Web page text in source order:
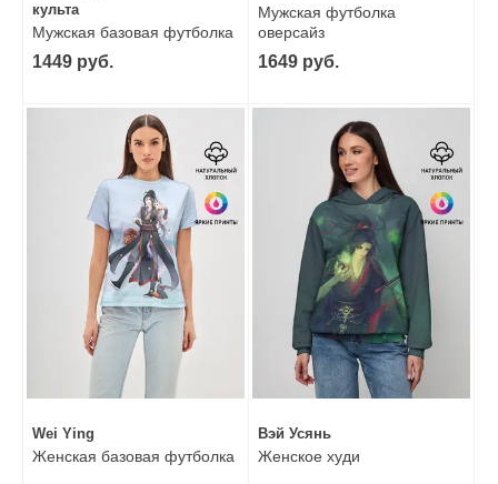
культа
Мужская базовая футболка
1449 руб.
Мужская футболка
оверсайз
1649 руб.
Wei Ying
Женская базовая футболка
Вэй Усянь
Женское худи